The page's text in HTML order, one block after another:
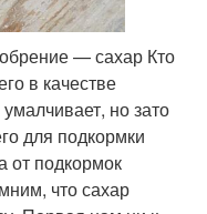
— сахар Кто
в качестве
но зато
для подкормки
от подкормок
что сахар